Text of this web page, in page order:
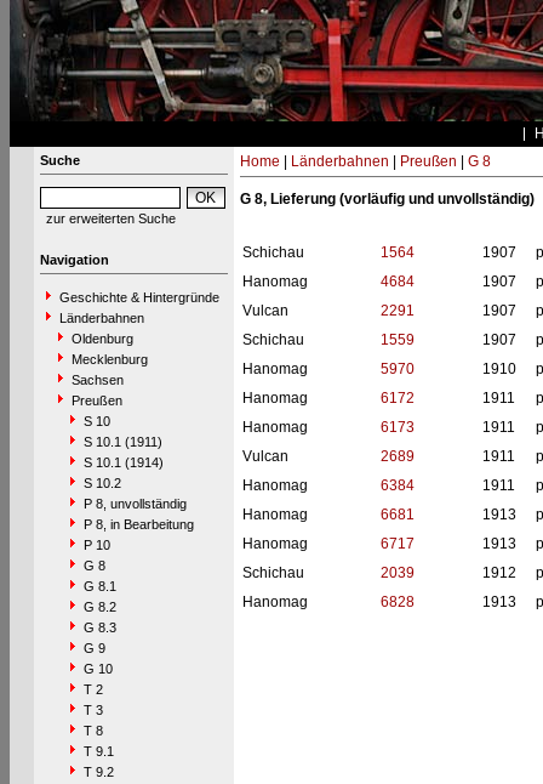
Suche
zur erweiterten Suche
Navigation
Geschichte & Hintergründe
Länderbahnen
Oldenburg
Mecklenburg
Sachsen
Preußen
S 10
S 10.1 (1911)
S 10.1 (1914)
S 10.2
P 8, unvollständig
P 8, in Bearbeitung
P 10
G 8
G 8.1
G 8.2
G 8.3
G 9
G 10
T 2
T 3
T 8
T 9.1
T 9.2
Home Länderbahnen Preußen G 8
G 8, Lieferung (vorläufig und unvollständig)
Schichau 1564 1907
Hanomag
4684 1907
Vulcan
2291 1907
Schichau
1559 1907
Hanomag
5970 1910
Hanomag
6172 1911
Hanomag
6173 1911
Vulcan
2689 1911
Hanomag
6384 1911
Hanomag
6681 1913
Hanomag
6717 1913
Schichau
2039 1912
Hanomag
6828 1913